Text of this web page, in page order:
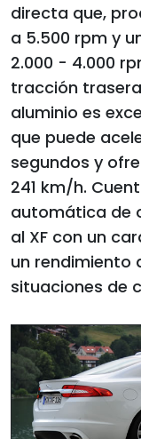
directa que,
a 5.500 rpm y
2.000 - 4.000
tracción
aluminio es
que puede
segundos y
241 km/h.
automática de
al XF con un
un rendimiento
situaciones de